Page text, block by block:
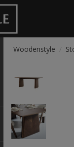
Woodenstyle /
Stoly do
Stoly do